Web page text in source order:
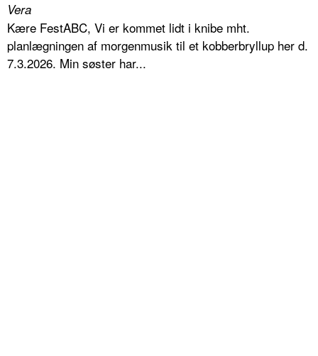
Vera
Kære FestABC, Vi er kommet lidt i knibe mht.
planlægningen af morgenmusik til et kobberbryllup her d.
7.3.2026. Min søster har...